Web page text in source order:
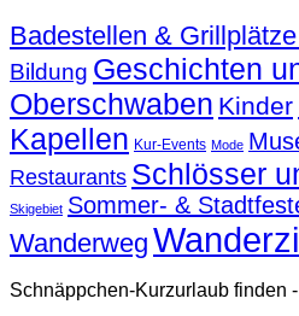
Badestellen &
Bildung Geschichten
Oberschwaben Kinder
Kapellen Kur-Events Mode
Restaurants Schlösser
Skigebiet Sommer- &
Wanderweg
Schnäppchen-Kurzurlaub finden